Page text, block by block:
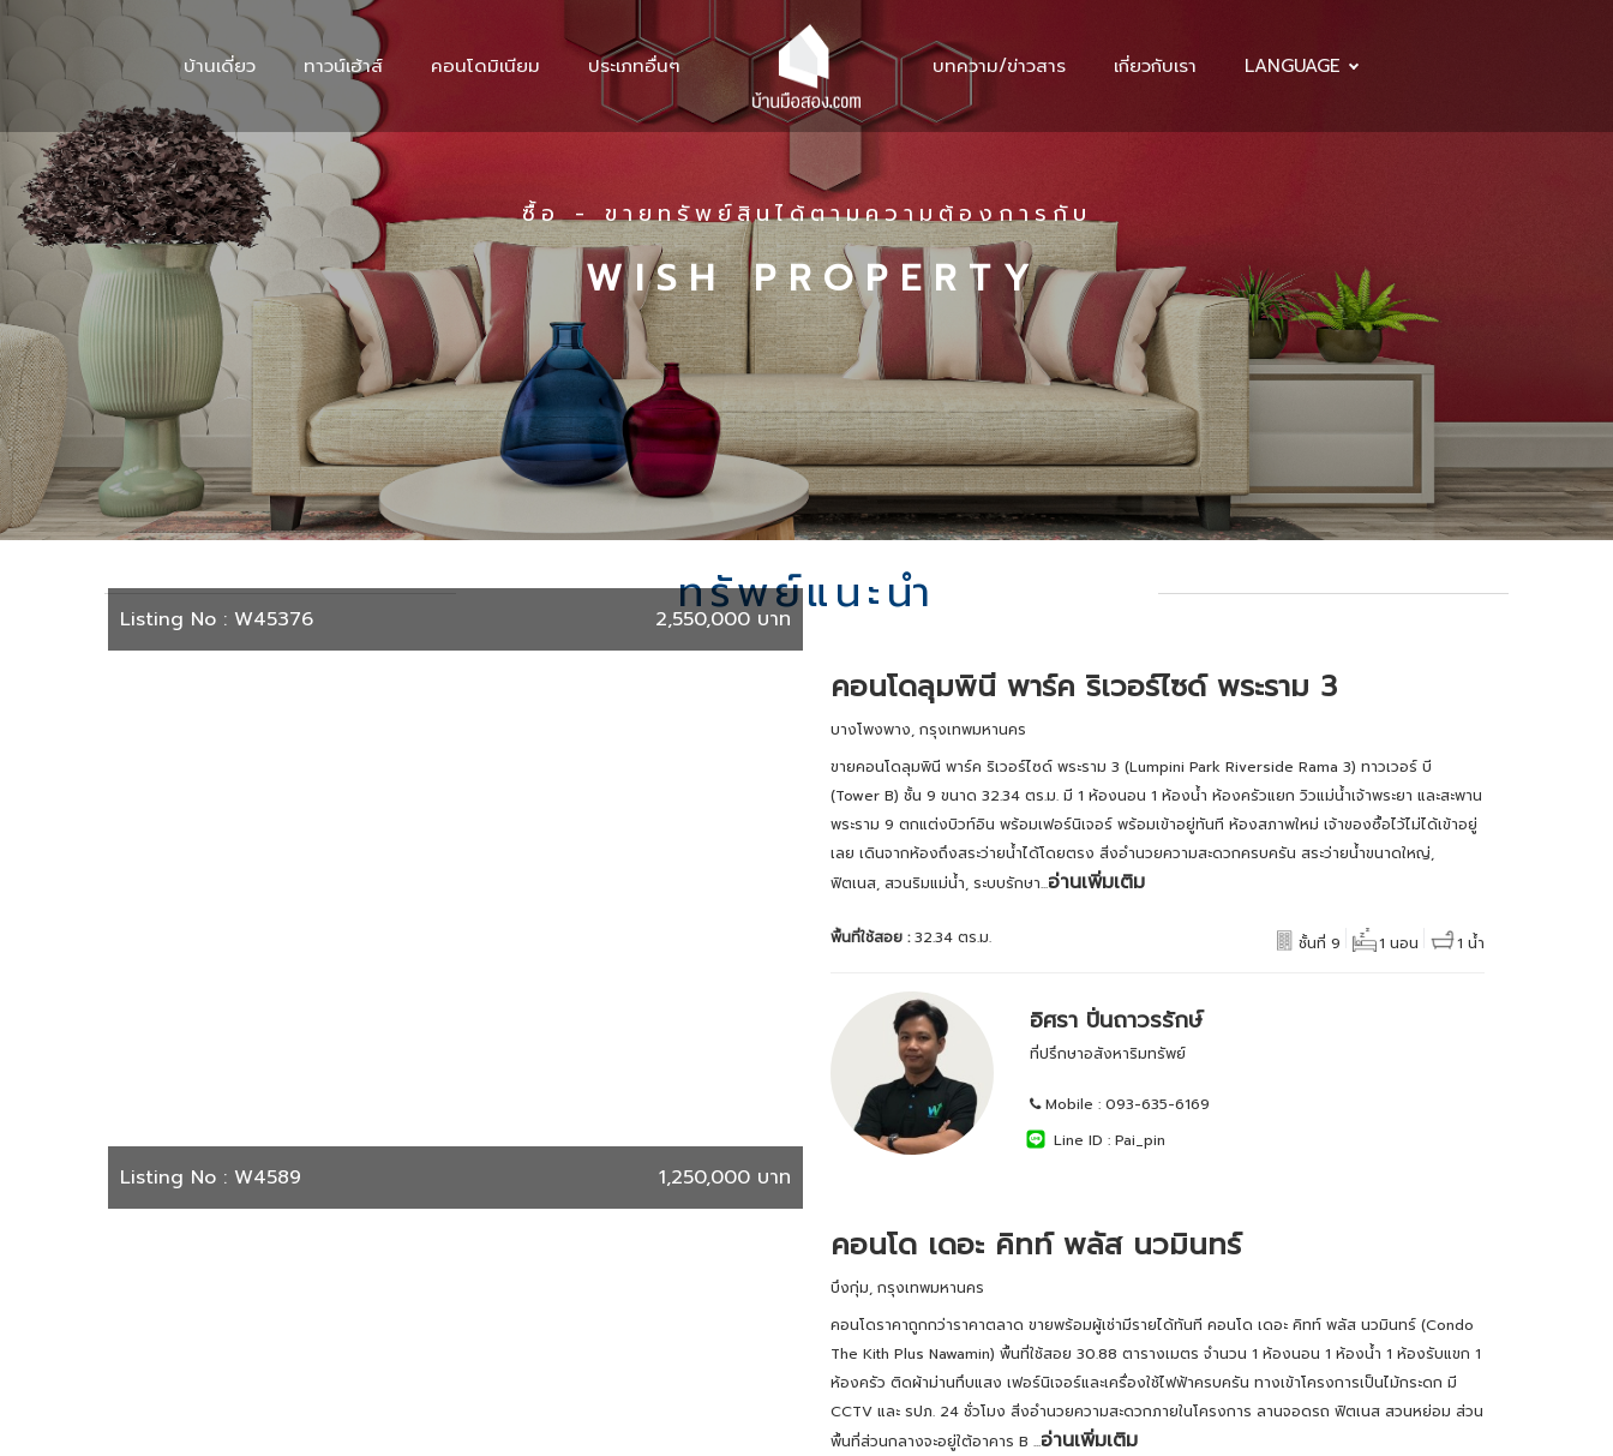
บ้านเดี่ยว ทาวน์เฮ้าส์ คอนโดมิเนียม ประเภทอื่นๆ บทความ/ข่าวสาร เกี่ยวกับเรา LANGUAGE
ซื้อ - ขายทรัพย์สินได้ตามความต้องการกับ
W I S H P R O P E R T Y
ทรัพย์แนะนำ
Listing No : W45376 2,550,000 บาท
คอนโดลุมพินี พาร์ค ริเวอร์ไซด์ พระราม 3
บางโพงพาง, กรุงเทพมหานคร
ขายคอนโดลุมพินี พาร์ค ริเวอร์ไซด์ พระราม 3 (Lumpini Park Riverside Rama 3) ทาวเวอร์ บี
(Tower B) ชั้น 9 ขนาด 32.34 ตร.ม. มี 1 ห้องนอน 1 ห้องน้ำ ห้องครัวแยก วิวแม่น้ำเจ้าพระยา และสะพาน
พระราม 9 ตกแต่งบิวท์อิน พร้อมเฟอร์นิเจอร์ พร้อมเข้าอยู่ทันที ห้องสภาพใหม่ เจ้าของซื้อไว้ไม่ได้เข้าอยู่
เลย เดินจากห้องถึงสระว่ายน้ำได้โดยตรง สิ่งอำนวยความสะดวกครบครัน สระว่ายน้ำขนาดใหญ่,
ฟิตเนส, สวนริมแม่น้ำ, ระบบรักษา...อ่านเพิ่มเติม
พื้นที่ใช้สอย :32.34 ตร.ม. ชั้นที่ 9 1 นอน 1 น้ำ
อิศรา ปิ่นถาวรรักษ์
ที่ปรึกษาอสังหาริมทรัพย์
Mobile :093-635-6169
Line ID :Pai_pin
Listing No : W4589 1,250,000 บาท
คอนโด เดอะ คิทท์ พลัส นวมินทร์
บึงกุ่ม, กรุงเทพมหานคร
คอนโดราคาถูกกว่าราคาตลาด ขายพร้อมผู้เช่ามีรายได้ทันที คอนโด เดอะ คิทท์ พลัส นวมินทร์ (Condo
The Kith Plus Nawamin) พื้นที่ใช้สอย 30.88 ตารางเมตร จำนวน 1 ห้องนอน 1 ห้องน้ำ 1 ห้องรับแขก 1
ห้องครัว ติดผ้าม่านทึบแสง เฟอร์นิเจอร์และเครื่องใช้ไฟฟ้าครบครัน ทางเข้าโครงการเป็นไม้กระดก มี
CCTV และ รปภ. 24 ชั่วโมง สิ่งอำนวยความสะดวกภายในโครงการ ลานจอดรถ ฟิตเนส สวนหย่อม ส่วน
พื้นที่ส่วนกลางจะอยู่ใต้อาคาร B ...อ่านเพิ่มเติม